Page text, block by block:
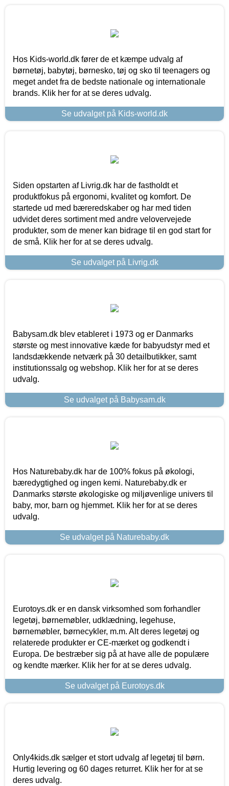
Hos Kids-world.dk fører de et kæmpe udvalg af
børnetøj, babytøj, børnesko, tøj og sko til teenagers og
meget andet fra de bedste nationale og internationale
brands. Klik her for at se deres udvalg.
Se udvalget på Kids-world.dk
Siden opstarten af Livrig.dk har de fastholdt et
produktfokus på ergonomi, kvalitet og komfort. De
startede ud med bæreredskaber og har med tiden
udvidet deres sortiment med andre velovervejede
produkter, som de mener kan bidrage til en god start for
de små. Klik her for at se deres udvalg.
Se udvalget på Livrig.dk
Babysam.dk blev etableret i 1973 og er Danmarks
største og mest innovative kæde for babyudstyr med et
landsdækkende netværk på 30 detailbutikker, samt
institutionssalg og webshop. Klik her for at se deres
udvalg.
Se udvalget på Babysam.dk
Hos Naturebaby.dk har de 100% fokus på økologi,
bæredygtighed og ingen kemi. Naturebaby.dk er
Danmarks største økologiske og miljøvenlige univers til
baby, mor, barn og hjemmet. Klik her for at se deres
udvalg.
Se udvalget på Naturebaby.dk
Eurotoys.dk er en dansk virksomhed som forhandler
legetøj, børnemøbler, udklædning, legehuse,
børnemøbler, børnecykler, m.m. Alt deres legetøj og
relaterede produkter er CE-mærket og godkendt i
Europa. De bestræber sig på at have alle de populære
og kendte mærker. Klik her for at se deres udvalg.
Se udvalget på Eurotoys.dk
Only4kids.dk sælger et stort udvalg af legetøj til børn.
Hurtig levering og 60 dages returret. Klik her for at se
deres udvalg.